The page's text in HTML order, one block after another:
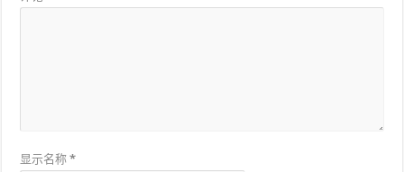
显示名称*